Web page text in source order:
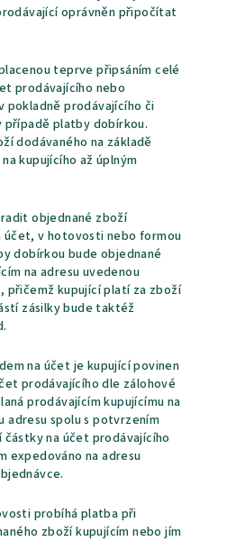
oprávněn připočítat
teprve připsáním celé
prodávajícího nebo
pokladně prodávajícího či
platby dobírkou.
dodávaného na základě
kupujícího až úplným
objednané zboží
účet, v hotovosti nebo formou
dobírkou bude objednané
na adresu uvedenou
přičemž kupující platí za zboží
zásilky bude taktéž
na účet je kupující povinen
prodávajícího dle zálohové
prodávajícím kupujícímu na
adresu spolu s potvrzením
částky na účet prodávajícího
expedováno na adresu
probíhá platba při
zboží kupujícím nebo jím